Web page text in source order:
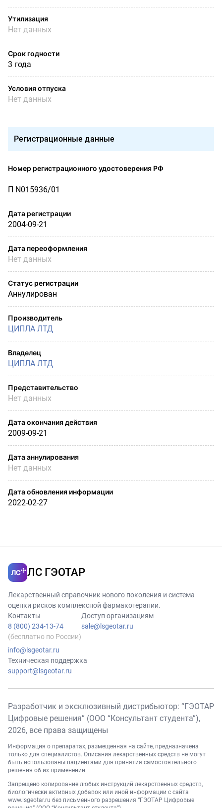
Утилизация
Нет данных
Срок годности
3 года
Условия отпуска
Нет данных
Регистрационные данные
Номер регистрационного удостоверения РФ
П N015936/01
Дата регистрации
2004-09-21
Дата переоформления
Нет данных
Статус регистрации
Аннулирован
Производитель
ЦИПЛА ЛТД
Владелец
ЦИПЛА ЛТД
Представительство
Нет данных
Дата окончания действия
2009-09-21
Дата аннулирования
Нет данных
Дата обновления информации
2022-02-27
ЛС ГЭОТАР
Лекарственный справочник нового поколения и система
оценки рисков комплексной фармакотерапии.
Контакты
8 (800) 234-13-74
(бесплатно по России)
info@lsgeotar.ru
Доступ организациям
sale@lsgeotar.ru
Техническая поддержка
support@lsgeotar.ru
Разработчик и эксклюзивный дистрибьютор: “ГЭОТАР
Цифровые решения” (ООО “Консультант студента”),
2026, все права защищены
Информация о препаратах, размещенная на сайте, предназначена
только для специалистов. Описания лекарственных средств не могут
быть использованы пациентами для принятия самостоятельного
решения об их применении.
Запрещено копирование любых инструкций лекарственных средств,
биологически активных добавок или иной информации с сайта
www.lsgeotar.ru без письменного разрешения “ГЭОТАР Цифровые